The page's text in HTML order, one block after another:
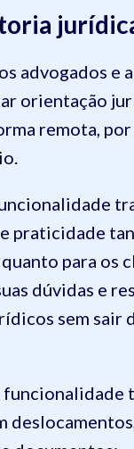
advogados e
orientação
remota, por
praticidade
para os
dúvidas e
sem sair
funcionalidade